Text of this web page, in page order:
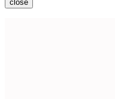
close